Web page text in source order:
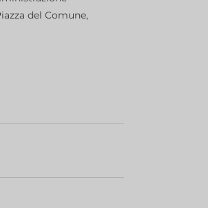
del Comune,